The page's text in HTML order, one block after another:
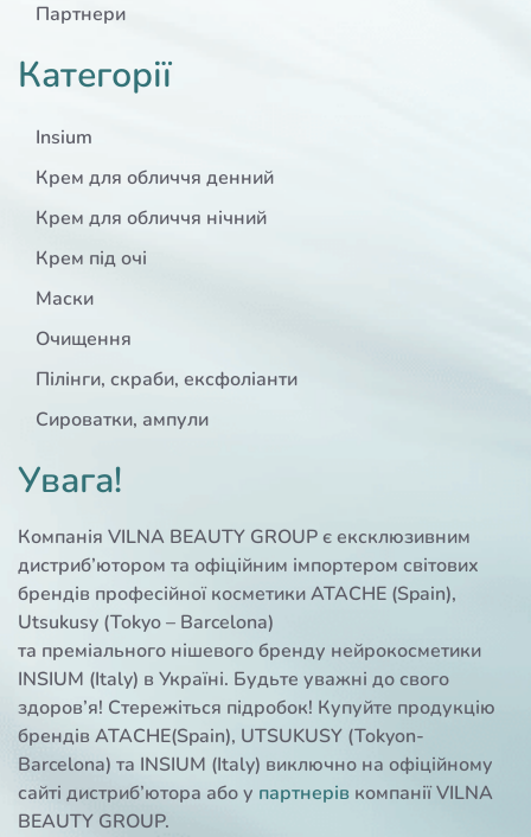
Партнери
Категорії
Insium
Крем для обличчя денний
Крем для обличчя нічний
Крем під очі
Маски
Очищення
Пілінги, скраби, ексфоліанти
Сироватки, ампули
Увага!
Компанія VILNA BEAUTY GROUP є ексклюзивним
дистриб’ютором та офіційним імпортером світових
брендів професійної косметики ATACHE (Spain),
Utsukusy (Tokyo – Barcelona)
та преміального нішевого бренду нейрокосметики
INSIUM (Italy) в Україні. Будьте уважні до свого
здоров’я! Стережіться підробок! Купуйте продукцію
брендів ATACHE(Spain), UTSUKUSY (Tokyon-
Barcelona) та INSIUM (Italy) виключно на офіційному
сайті дистриб’ютора або у партнерів компанії VILNA
BEAUTY GROUP.